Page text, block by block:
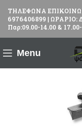
ΤΗΛΕΦΩΝΑ
6976406899 | ΩΡΑΡΙΟ:
Παρ:09.00-14.00 &
Menu